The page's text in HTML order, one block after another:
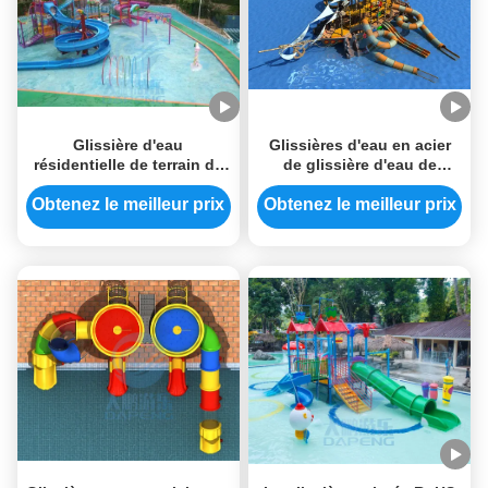
Glissière d'eau
résidentielle de terrain de
jeu Aqua Park Fiberglass
Water House pour des
Obtenez le meilleur prix
Glissières d'eau en acier
de glissière d'eau de
terrain de jeu de la fibre de
verre HDG grandes pour
Obtenez le meilleur prix